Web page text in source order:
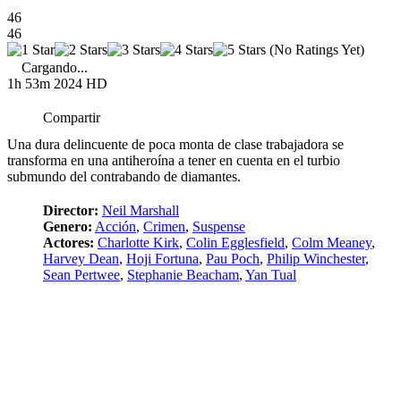
46
46
(No Ratings Yet)
Cargando...
1h 53m 2024 HD
Compartir
Una dura delincuente de poca monta de clase trabajadora se
transforma en una antiheroína a tener en cuenta en el turbio
submundo del contrabando de diamantes.
Director: Neil Marshall
Genero: Acción, Crimen, Suspense
Actores: Charlotte Kirk, Colin Egglesfield, Colm Meaney,
Harvey Dean, Hoji Fortuna, Pau Poch, Philip Winchester,
Sean Pertwee, Stephanie Beacham, Yan Tual